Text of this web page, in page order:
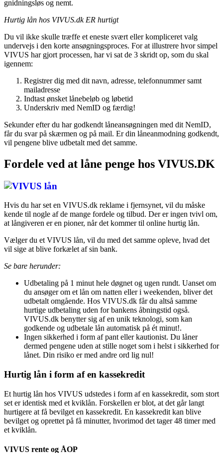
gnidningsløs og nemt.
Hurtig lån hos VIVUS.dk ER hurtigt
Du vil ikke skulle træffe et eneste svært eller kompliceret valg
undervejs i den korte ansøgningsproces. For at illustrere hvor simpel
VIVUS har gjort processen, har vi sat de 3 skridt op, som du skal
igennem:
Registrer dig med dit navn, adresse, telefonnummer samt
mailadresse
Indtast ønsket lånebeløb og løbetid
Underskriv med NemID og færdig!
Sekunder efter du har godkendt låneansøgningen med dit NemID,
får du svar på skærmen og på mail. Er din låneanmodning godkendt,
vil pengene blive udbetalt med det samme.
Fordele ved at låne penge hos VIVUS.DK
Hvis du har set en VIVUS.dk reklame i fjernsynet, vil du måske
kende til nogle af de mange fordele og tilbud. Der er ingen tvivl om,
at långiveren er en pioner, når det kommer til online hurtig lån.
Vælger du et VIVUS lån, vil du med det samme opleve, hvad det
vil sige at blive forkælet af sin bank.
Se bare herunder:
Udbetaling på 1 minut hele døgnet og ugen rundt. Uanset om
du ansøger om et lån om natten eller i weekenden, bliver det
udbetalt omgående. Hos VIVUS.dk får du altså samme
hurtige udbetaling uden for bankens åbningstid også.
VIVUS.dk benytter sig af en unik teknologi, som kan
godkende og udbetale lån automatisk på ét minut!.
Ingen sikkerhed i form af pant eller kautionist. Du låner
dermed pengene uden at stille noget som i helst i sikkerhed for
lånet. Din risiko er med andre ord lig nul!
Hurtig lån i form af en kassekredit
Et hurtig lån hos VIVUS udstedes i form af en kassekredit, som stort
set er identisk med et kviklån. Forskellen er blot, at det går langt
hurtigere at få bevilget en kassekredit. En kassekredit kan blive
bevilget og oprettet på få minutter, hvorimod det tager 48 timer med
et kviklån.
VIVUS rente og ÅOP